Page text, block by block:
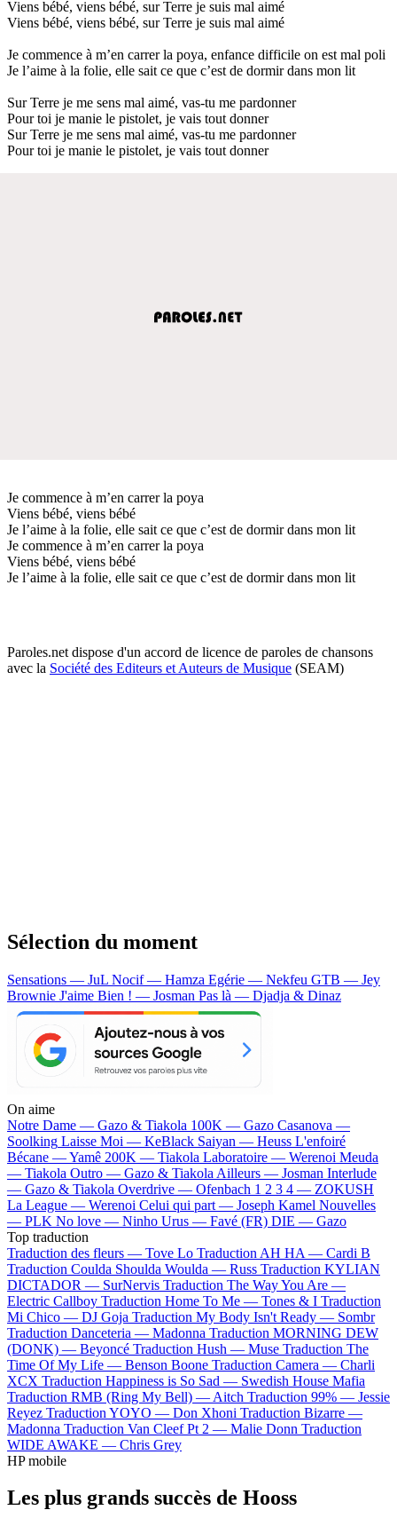
Viens bébé, viens bébé, sur Terre je suis mal aimé
Viens bébé, viens bébé, sur Terre je suis mal aimé
Je commence à m’en carrer la poya, enfance difficile on est mal poli
Je l’aime à la folie, elle sait ce que c’est de dormir dans mon lit
Sur Terre je me sens mal aimé, vas-tu me pardonner
Pour toi je manie le pistolet, je vais tout donner
Sur Terre je me sens mal aimé, vas-tu me pardonner
Pour toi je manie le pistolet, je vais tout donner
Je commence à m’en carrer la poya
Viens bébé, viens bébé
Je l’aime à la folie, elle sait ce que c’est de dormir dans mon lit
Je commence à m’en carrer la poya
Viens bébé, viens bébé
Je l’aime à la folie, elle sait ce que c’est de dormir dans mon lit
Paroles.net dispose d'un accord de licence de paroles de chansons
avec la Société des Editeurs et Auteurs de Musique (SEAM)
Sélection du moment
Sensations — JuL Nocif — Hamza Egérie — Nekfeu GTB — Jey
Brownie J'aime Bien ! — Josman Pas là — Djadja & Dinaz
On aime
Notre Dame — Gazo & Tiakola 100K — Gazo Casanova —
Soolking Laisse Moi — KeBlack Saiyan — Heuss L'enfoiré
Bécane —Yamê 200K — Tiakola Laboratoire — Werenoi Meuda
— Tiakola Outro — Gazo & Tiakola Ailleurs — Josman Interlude
— Gazo & Tiakola Overdrive — Ofenbach 1 2 3 4 — ZOKUSH
La League — Werenoi Celui qui part — Joseph Kamel Nouvelles
— PLK No love — Ninho Urus — Favé (FR) DIE — Gazo
Top traduction
Traduction des fleurs — Tove Lo Traduction AH HA — Cardi B
Traduction Coulda Shoulda Woulda — Russ Traduction KYLIAN
DICTADOR — SurNervis Traduction The Way You Are —
Electric Callboy Traduction Home To Me — Tones & I Traduction
Mi Chico — DJ Goja Traduction My Body Isn't Ready — Sombr
Traduction Danceteria — Madonna Traduction MORNING DEW
(DONK) — Beyoncé Traduction Hush — Muse Traduction The
Time Of My Life — Benson Boone Traduction Camera — Charli
XCX Traduction Happiness is So Sad — Swedish House Mafia
Traduction RMB (Ring My Bell) — Aitch Traduction 99% — Jessie
Reyez Traduction YOYO — Don Xhoni Traduction Bizarre —
Madonna Traduction Van Cleef Pt 2 — Malie Donn Traduction
WIDE AWAKE — Chris Grey
HP mobile
Les plus grands succès de Hooss